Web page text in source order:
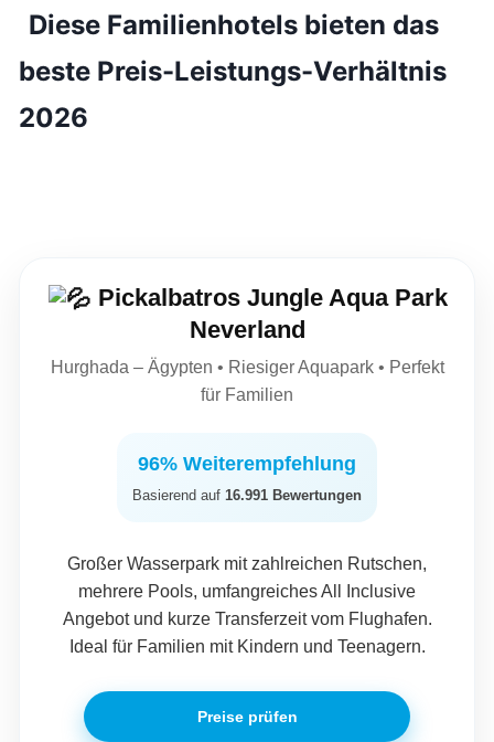
Diese Familienhotels bieten das
beste Preis-Leistungs-Verhältnis
2026
Pickalbatros Jungle Aqua Park
Neverland
Hurghada – Ägypten • Riesiger Aquapark • Perfekt
für Familien
96% Weiterempfehlung
Basierend auf 16.991 Bewertungen
Großer Wasserpark mit zahlreichen Rutschen,
mehrere Pools, umfangreiches All Inclusive
Angebot und kurze Transferzeit vom Flughafen.
Ideal für Familien mit Kindern und Teenagern.
Preise prüfen